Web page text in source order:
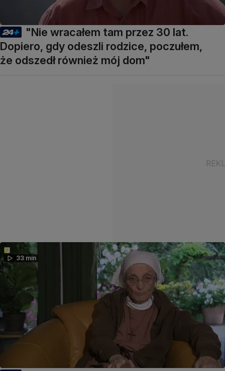
"Nie wracałem tam przez 30 lat.
Dopiero, gdy odeszli rodzice, poczułem,
że odszedł również mój dom"
33 min